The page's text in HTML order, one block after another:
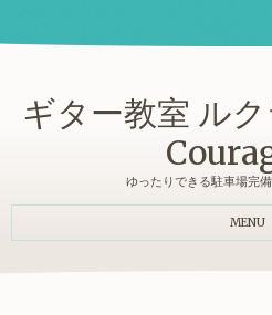
ギター教室 ル
ゆったりできる駐車場完
MENU